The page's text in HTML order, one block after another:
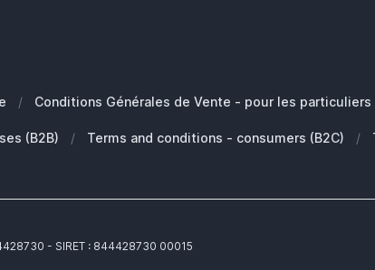
/ Conditions Générales de Vente - pour les particuliers
(B2B) / Terms and conditions - consumers (B2C) /
- SIRET : 844428730 00015